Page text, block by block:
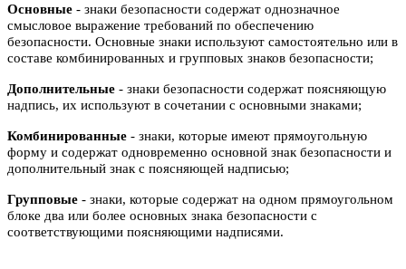
Основные - знаки безопасности содержат однозначное
смысловое выражение требований по обеспечению
безопасности. Основные знаки используют самостоятельно или в
составе комбинированных и групповых знаков безопасности;
Дополнительные - знаки безопасности содержат поясняющую
надпись, их используют в сочетании с основными знаками;
Комбинированные - знаки, которые имеют прямоугольную
форму и содержат одновременно основной знак безопасности и
дополнительный знак с поясняющей надписью;
Групповые - знаки, которые содержат на одном прямоугольном
блоке два или более основных знака безопасности с
соответствующими поясняющими надписями.